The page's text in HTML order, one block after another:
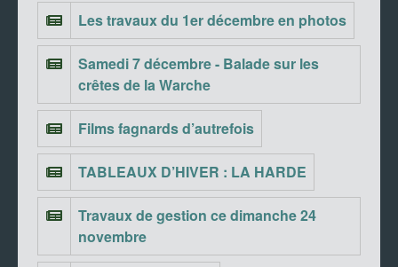
Les travaux du 1er décembre en photos
Samedi 7 décembre - Balade sur les
crêtes de la Warche
Films fagnards d’autrefois
TABLEAUX D’HIVER : LA HARDE
Travaux de gestion ce dimanche 24
novembre